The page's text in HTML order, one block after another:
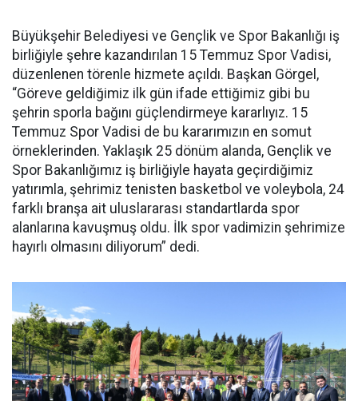
Büyükşehir Belediyesi ve Gençlik ve Spor Bakanlığı iş
birliğiyle şehre kazandırılan 15 Temmuz Spor Vadisi,
düzenlenen törenle hizmete açıldı. Başkan Görgel,
“Göreve geldiğimiz ilk gün ifade ettiğimiz gibi bu
şehrin sporla bağını güçlendirmeye kararlıyız. 15
Temmuz Spor Vadisi de bu kararımızın en somut
örneklerinden. Yaklaşık 25 dönüm alanda, Gençlik ve
Spor Bakanlığımız iş birliğiyle hayata geçirdiğimiz
yatırımla, şehrimiz tenisten basketbol ve voleybola, 24
farklı branşa ait uluslararası standartlarda spor
alanlarına kavuşmuş oldu. İlk spor vadimizin şehrimize
hayırlı olmasını diliyorum” dedi.